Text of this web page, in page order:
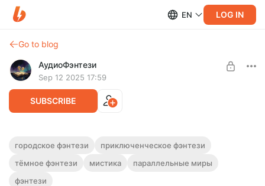
EN LOG IN
Go to blog
АудиоФэнтези
Sep 12 2025 17:59
SUBSCRIBE
Аудиокнига фэнтези: "Наследие
Подземелья"
Полная версия.
Level required:
городское фэнтези
приключенческое фэнтези
тёмное фэнтези
мистика
параллельные миры
фэнтези